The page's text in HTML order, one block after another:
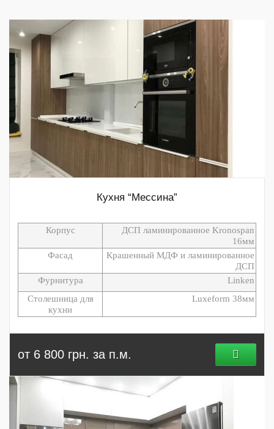
Кухня “Мессина”
от 6 800 грн. за п.м.
Корпус
ДСП ламинированное Kronospan
16мм
Фасад
Крашенный МДФ и ламинированное
ДСП
Фурнитура
Linken
Столешница для
кухни
Luxeform 38мм